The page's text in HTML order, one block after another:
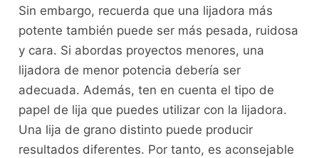
Sin embargo, recuerda que una lijadora más
potente también puede ser más pesada, ruidosa
y cara. Si abordas proyectos menores, una
lijadora de menor potencia debería ser
adecuada. Además, ten en cuenta el tipo de
papel de lija que puedes utilizar con la lijadora.
Una lija de grano distinto puede producir
resultados diferentes. Por tanto, es aconsejable